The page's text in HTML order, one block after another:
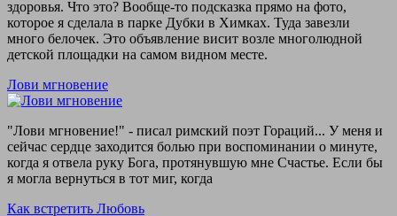
здоровья. Что это? Вообще-то подсказка прямо на фото,
которое я сделала в парке Дубки в Химках. Туда завезли
много белочек. Это объявление висит возле многолюдной
детской площадки на самом видном месте.
Лови мгновение
"Лови мгновение!" - писал римский поэт Гораций... У меня и
сейчас сердце заходится болью при воспоминании о минуте,
когда я отвела руку Бога, протянувшую мне Счастье. Если бы
я могла вернуться в тот миг, когда
Как встретить Любовь